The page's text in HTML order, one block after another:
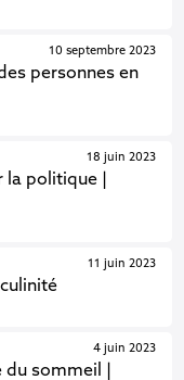
personnes en
10 septembre 2023
la politique |
18 juin 2023
11 juin 2023
sommeil |
4 juin 2023